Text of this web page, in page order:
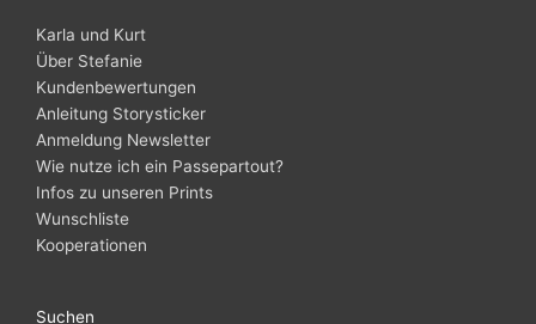
Karla und Kurt
Über Stefanie
Kundenbewertungen
Anleitung Storysticker
Anmeldung Newsletter
Wie nutze ich ein Passepartout?
Infos zu unseren Prints
Wunschliste
Kooperationen
Suchen